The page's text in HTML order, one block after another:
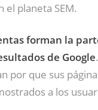
el planeta SEM.
forman la
de Google
por que sus
a los